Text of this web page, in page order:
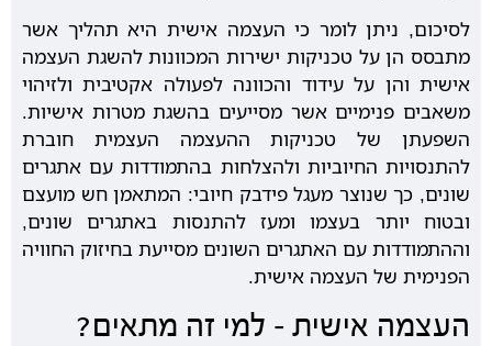
לסיכום, ניתן לומר כי העצמה אישית היא תהליך אשר
מתבסס הן על טכניקות ישירות המכוונות להשגת העצמה
אישית והן על עידוד והכוונה לפעולה אקטיבית ולזיהוי
משאבים פנימיים אשר מסייעים בהשגת מטרות אישיות.
השפעתן של טכניקות ההעצמה העצמית חוברת
להתנסויות החיוביות ולהצלחות בהתמודדות עם אתגרים
שונים, כך שנוצר מעגל פידבק חיובי: המתאמן חש מועצם
ובטוח יותר בעצמו ומעז להתנסות באתגרים שונים,
וההתמודדות עם האתגרים השונים מסייעת בחיזוק החוויה
הפנימית של העצמה אישית.
העצמה אישית – למי זה מתאים?